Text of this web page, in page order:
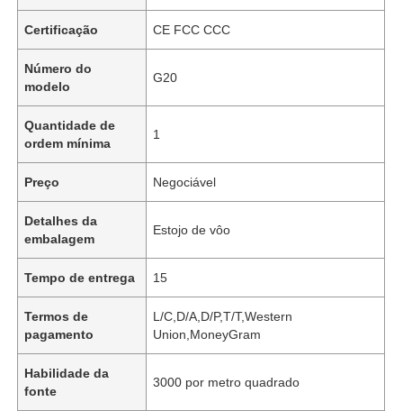
Certificação CE FCC CCC
Número do
modelo
G20
Quantidade de
ordem mínima
1
Preço Negociável
Detalhes da
embalagem
Estojo de vôo
Tempo de entrega 15
Termos de
pagamento
L/C,D/A,D/P,T/T,Western
Union,MoneyGram
Habilidade da
fonte
3000 por metro quadrado